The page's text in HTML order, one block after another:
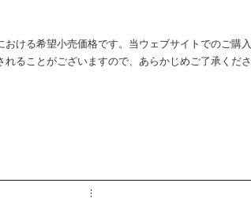
ける希望小売価格です。当ウェブサイトでのご購
ることがございますので、あらかじめご了承くださ